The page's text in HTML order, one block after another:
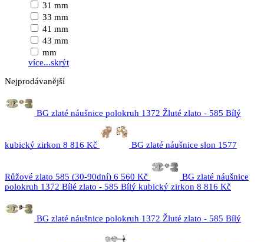
31 mm
33 mm
41 mm
43 mm
mm
více...skrýt
Nejprodávanější
BG zlaté náušnice polokruh 1372 Žluté zlato - 585 Bílý
kubický zirkon 8 816 Kč BG zlaté náušnice slon 1577
Růžové zlato 585 (30-90dní) 6 560 Kč
BG zlaté náušnice
polokruh 1372 Bílé zlato - 585 Bílý kubický zirkon 8 816 Kč
BG zlaté náušnice polokruh 1372 Žluté zlato - 585 Bílý